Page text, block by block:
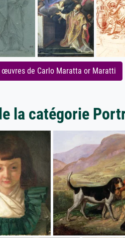
œuvres de Carlo Maratta or Maratti
la catégorie